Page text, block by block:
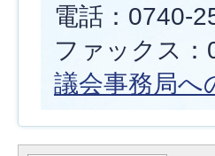
電話：0740-
ファックス
議会事務局へ